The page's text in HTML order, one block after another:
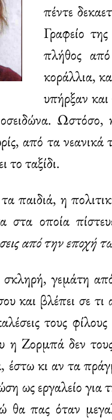
πέντε
Γραφείο
πλήθος από
κοράλλια,
υπήρξαν
από τα νεανικά
το ταξίδι.
παιδιά, η
στα οποία
από την εποχή
γεμάτη
και βλέπει σε τι
τους
η Ζορμπά δεν
έστω κι αν τα
ως εργαλείο
πας όταν